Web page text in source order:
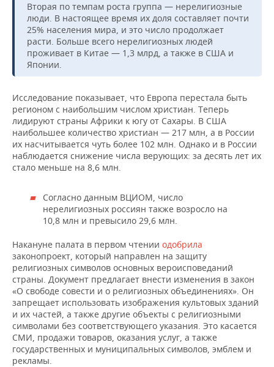
Вторая по темпам роста группа — нерелигиозные
люди. В настоящее время их доля составляет почти
25% населения мира, и это число продолжает
расти. Больше всего нерелигиозных людей
проживает в Китае — 1,3 млрд, а также в США и
Японии.
Исследование показывает, что Европа перестала быть
регионом с наибольшим числом христиан. Теперь
лидируют страны Африки к югу от Сахары. В США
наибольшее количество христиан — 217 млн, а в России
их насчитывается чуть более 102 млн. Однако и в России
наблюдается снижение числа верующих: за десять лет их
стало меньше на 8,6 млн.
Согласно данным ВЦИОМ, число
нерелигиозных россиян также возросло на
10,8 млн и превысило 29,6 млн.
Накануне палата в первом чтении одобрила
законопроект, который направлен на защиту
религиозных символов основных вероисповеданий
страны. Документ предлагает внести изменения в закон
«О свободе совести и о религиозных объединениях». Он
запрещает использовать изображения культовых зданий
и их частей, а также другие объекты с религиозными
символами без соответствующего указания. Это касается
СМИ, продажи товаров, оказания услуг, а также
государственных и муниципальных символов, эмблем и
рекламы.